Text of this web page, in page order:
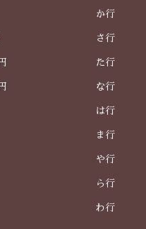
か行
さ行
た行
な行
は行
ま行
や行
ら行
わ行